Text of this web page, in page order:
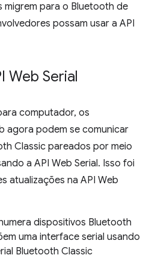
para o Bluetooth de
possam usar a API
Web Serial
computador, os
agora podem se comunicar
Classic pareados por meio
a API Web Serial. Isso foi
atualizações na API Web
dispositivos Bluetooth
uma interface serial usando
Bluetooth Classic